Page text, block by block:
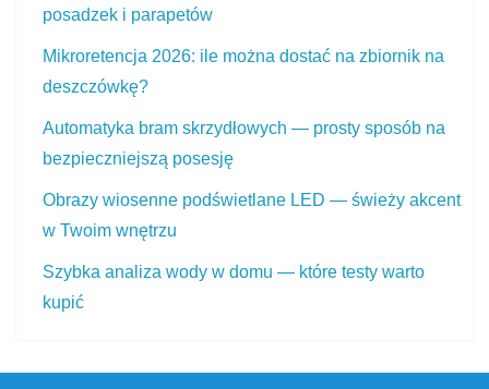
posadzek i parapetów
Mikroretencja 2026: ile można dostać na zbiornik na
deszczówkę?
Automatyka bram skrzydłowych — prosty sposób na
bezpieczniejszą posesję
Obrazy wiosenne podświetlane LED — świeży akcent
w Twoim wnętrzu
Szybka analiza wody w domu — które testy warto
kupić